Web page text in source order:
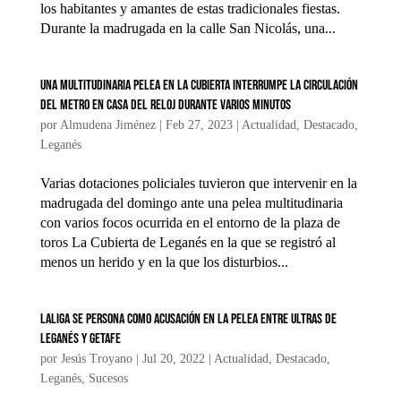
los habitantes y amantes de estas tradicionales fiestas.
Durante la madrugada en la calle San Nicolás, una...
Una multitudinaria pelea en La Cubierta interrumpe la circulación
del Metro en Casa del Reloj durante varios minutos
por Almudena Jiménez| Feb 27, 2023| Actualidad, Destacado,
Leganés
Varias dotaciones policiales tuvieron que intervenir en la
madrugada del domingo ante una pelea multitudinaria
con varios focos ocurrida en el entorno de la plaza de
toros La Cubierta de Leganés en la que se registró al
menos un herido y en la que los disturbios...
LaLiga se persona como acusación en la pelea entre ultras de
Leganés y Getafe
por Jesús Troyano| Jul 20, 2022| Actualidad, Destacado,
Leganés, Sucesos